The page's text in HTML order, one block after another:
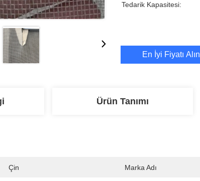
Tedarik Kapasitesi:
En İyi Fiyatı Alın
Ürün Tanımı
Çin Marka Adı